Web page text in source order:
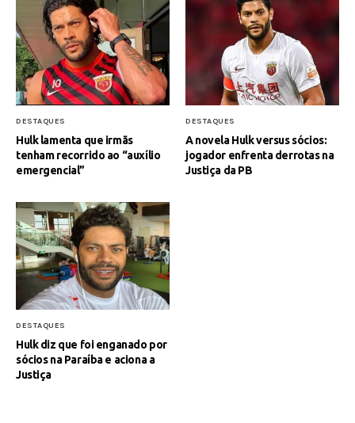
DESTAQUES
Hulk lamenta que irmãs
tenham recorrido ao “auxílio
emergencial”
DESTAQUES
A novela Hulk versus sócios:
jogador enfrenta derrotas na
Justiça da PB
DESTAQUES
Hulk diz que foi enganado por
sócios na Paraíba e aciona a
Justiça